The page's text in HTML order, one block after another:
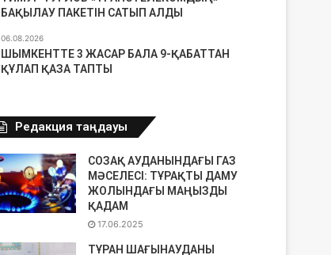
БАҚЫЛАУ ПАКЕТІН САТЫП АЛДЫ
06.08.2026
ШЫМКЕНТТЕ 3 ЖАСАР БАЛА 9-ҚАБАТТАН
ҚҰЛАП ҚАЗА ТАПТЫ
Редакция таңдауы
СОЗАҚ АУДАНЫНДАҒЫ ГАЗ
МӘСЕЛЕСІ: ТҰРАҚТЫ ДАМУ
ЖОЛЫНДАҒЫ МАҢЫЗДЫ
ҚАДАМ
17.06.2025
ТҰРАН ШАҒЫНАУДАНЫ